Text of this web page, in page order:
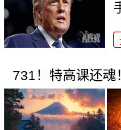
731！特高课还魂